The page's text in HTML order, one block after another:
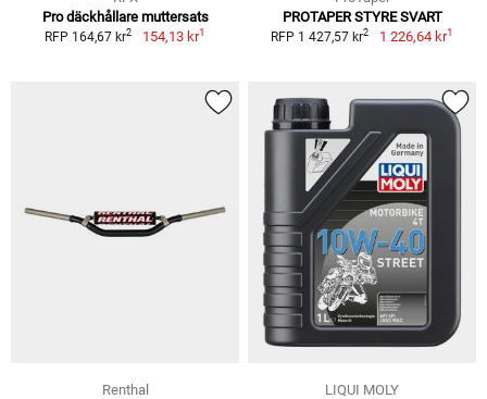
Pro däckhållare muttersats
RFP 164,67 kr2 154,13 kr1
PROTAPER STYRE SVART
RFP 1 427,57 kr2 1 226,64 kr1
Renthal
LIQUI MOLY